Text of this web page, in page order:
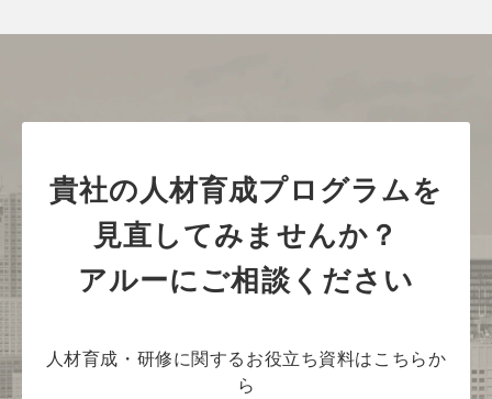
貴社の人材育成プログラムを
見直してみませんか？
アルーにご相談ください
人材育成・研修に関するお役立ち資料はこちらか
ら